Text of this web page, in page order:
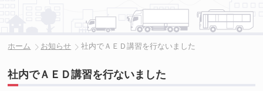
ホーム お知らせ 社内でＡＥＤ講習を行ないました
社内でＡＥＤ講習を行ないました